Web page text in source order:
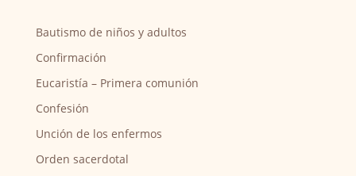
Bautismo de niños y adultos
Confirmación
Eucaristía – Primera comunión
Confesión
Unción de los enfermos
Orden sacerdotal